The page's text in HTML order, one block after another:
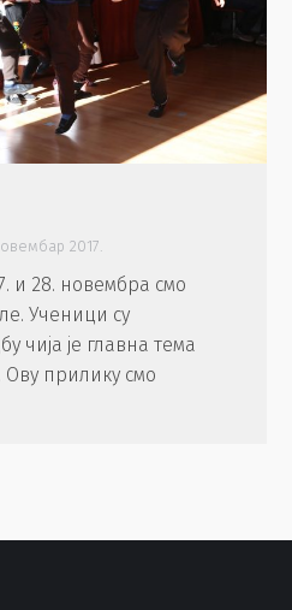
2017.
и 28. новембра смо
Ученици су
чија је главна тема
Ову прилику смо